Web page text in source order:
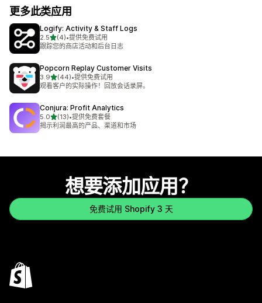
更多此类应用
Logify: Activity & Staff Logs
2.5星（满分 5 星）
(4)
总共 4 条评论
•提供免费试用
跟踪您的商店活动和后台日志
Popcorn Replay Customer Visits
3.9星（满分 5 星）
(44)
总共 44 条评论
•提供免费试用
观看客户的实际操作！回放会话录屏。
Conjura: Profit Analytics
5.0星（满分 5 星）
(13)
总共 13 条评论
•提供免费套餐
揭示利润最高的产品、渠道和市场
想要添加应用？
免费试用 Shopify 3 天